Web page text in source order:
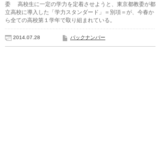
委 高校生に一定の学力を定着させようと、東京都教委が都
立高校に導入した「学力スタンダード」＝別項＝が、今春か
ら全ての高校第１学年で取り組まれている。
2014.07.28 バックナンバー